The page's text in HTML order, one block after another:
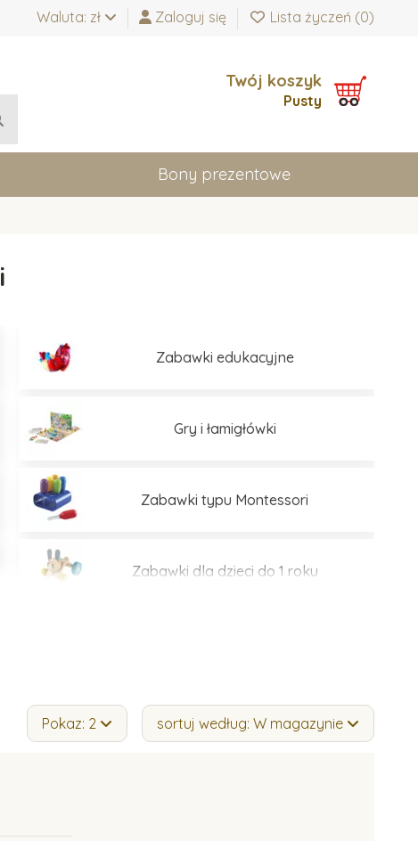
Waluta: zł Zaloguj się Lista życzeń (0)
Twój koszyk
Pusty
Bony prezentowe
Zabawki edukacyjne
Gry i łamigłówki
Zabawki typu Montessori
Zabawki dla dzieci do 1 roku
Pokaz: 2 sortuj według: W magazynie